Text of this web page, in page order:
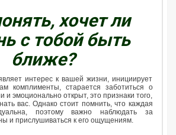
хочет ли
с тобой быть
ближе?
интерес к вашей жизни, инициирует
комплименты, старается заботиться о
и эмоционально открыт, это признаки того,
вас. Однако стоит помнить, что каждая
поэтому важно наблюдать за
и прислушиваться к его ощущениям.